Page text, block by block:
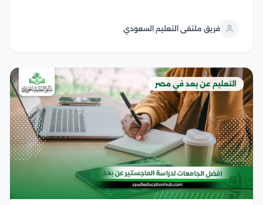
المتقدم دون تعطيل الوظيفة...
فريق ملتقى التعليم السعودي
التعليم عن بعد في مصر